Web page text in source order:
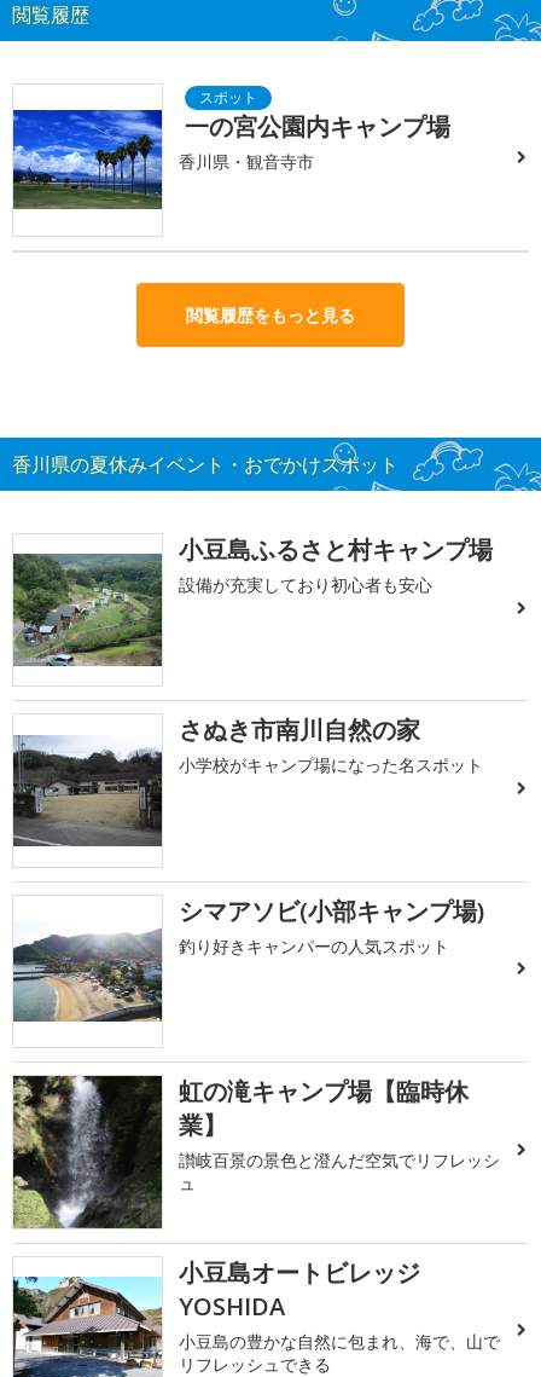
閲覧履歴
一の宮公園内キャンプ場
香川県・観音寺市
閲覧履歴をもっと見る
香川県の夏休みイベント・おでかけスポット
小豆島ふるさと村キャンプ場
設備が充実しており初心者も安心
さぬき市南川自然の家
小学校がキャンプ場になった名スポット
シマアソビ(小部キャンプ場)
釣り好きキャンパーの人気スポット
虹の滝キャンプ場【臨時休
業】
讃岐百景の景色と澄んだ空気でリフレッシ
ュ
小豆島オートビレッジ
YOSHIDA
小豆島の豊かな自然に包まれ、海で、山で
リフレッシュできる